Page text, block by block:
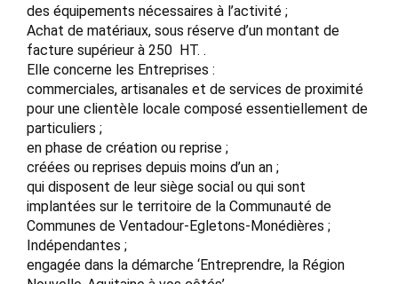
des équipements nécessaires à l’activité ;
Achat de matériaux, sous réserve d’un montant de
facture supérieur à 250  HT. .
Elle concerne les Entreprises :
commerciales, artisanales et de services de proximité
pour une clientèle locale composé essentiellement de
particuliers ;
en phase de création ou reprise ;
créées ou reprises depuis moins d’un an ;
qui disposent de leur siège social ou qui sont
implantées sur le territoire de la Communauté de
Communes de Ventadour-Egletons-Monédières ;
Indépendantes ;
engagée dans la démarche ‘Entreprendre, la Région